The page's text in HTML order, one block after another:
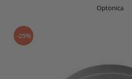
Optonica
-25%